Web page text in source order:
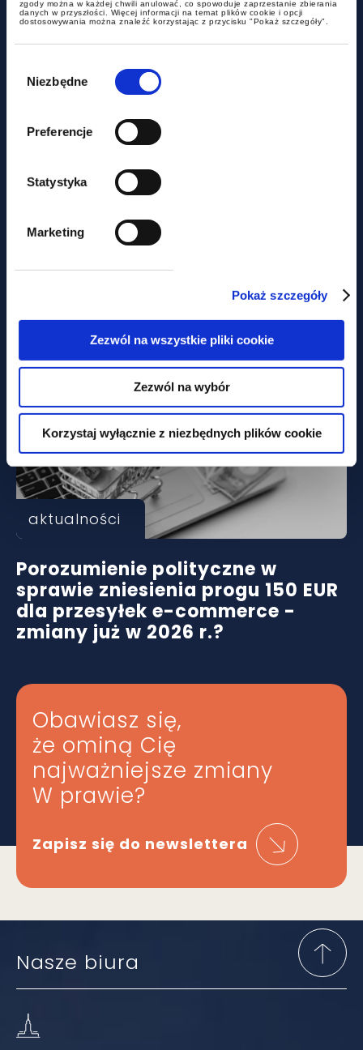
zgody można w każdej chwili anulować, co spowoduje zaprzestanie zbierania
danych w przyszłości. Więcej informacji na temat plików cookie i opcji
dostosowywania można znaleźć korzystając z przycisku "Pokaż szczegóły".
zgody
Niezbędne
Preferencje
Statystyka
Marketing
Pokaż szczegóły
Zezwól na wszystkie pliki cookie
Zezwól na wybór
Korzystaj wyłącznie z niezbędnych plików cookie
możliwa jest reklasyfikacja
transakcji dla celów VAT?
dokumenty do pobrania
podatkowe aspekty planowania
sukcesyjnego
aktualności
Porozumienie polityczne w
sprawie zniesienia progu 150 EUR
dla przesyłek e-commerce -
zmiany już w 2026 r.?
Obawiasz się,
że ominą Cię
najważniejsze zmiany
W prawie?
Zapisz się do newslettera
Nasze biura